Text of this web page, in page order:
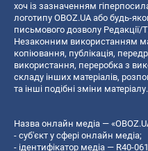
хоч із зазначенням
логотипу OBOZ.UA або будь-
письмового дозволу
Незаконним використанням
копiювання, публiкацiя,
використання, переробка з
складу інших матеріалів,
та інші подібні зміни матеріалу.
Назва онлайн медіа —
- суб'єкт у сфері онлайн медіа;
- ідентифікатор медіа — R40-